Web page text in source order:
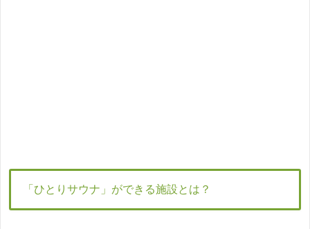
「ひとりサウナ」ができる施設とは？